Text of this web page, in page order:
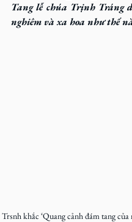
Tang lễ chúa Trịnh Tráng
nghiêm và xa hoa như thế
Trsnh khắc ‘Quang cảnh đám tang